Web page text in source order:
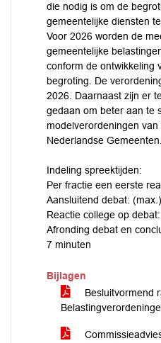
die nodig is om de
gemeentelijke diensten
Voor 2026 worden de
gemeentelijke
conform de ontwikkeling
begroting. De
2026. Daarnaast zijn er
gedaan om beter aan te
modelverordeningen
Nederlandse Gemeenten.
Indeling spreektijden:
Per fractie een eerste
Aansluitend debat:
Reactie college op
Afronding debat en
7 minuten
Bijlagen
Besluitvormend